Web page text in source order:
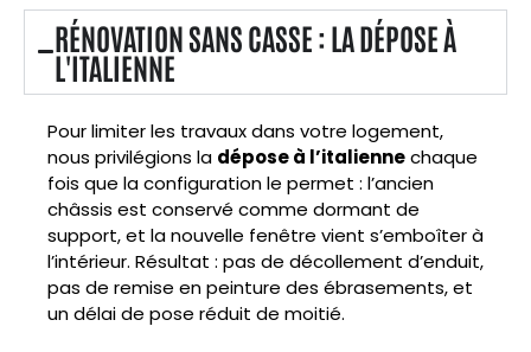
RÉNOVATION SANS CASSE : LA DÉPOSE À
L'ITALIENNE
Pour limiter les travaux dans votre logement,
nous privilégions la dépose à l’italiennechaque
fois que la configuration le permet : l’ancien
châssis est conservé comme dormant de
support, et la nouvelle fenêtre vient s’emboîter à
l’intérieur. Résultat : pas de décollement d’enduit,
pas de remise en peinture des ébrasements, et
un délai de pose réduit de moitié.